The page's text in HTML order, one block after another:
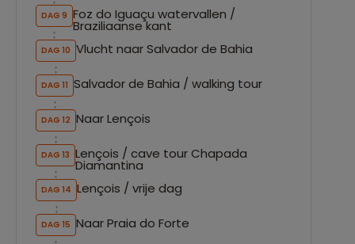
DAG 9 Foz do Iguaçu watervallen /
Braziliaanse kant
DAG 10 Vlucht naar Salvador de Bahia
DAG 11 Salvador de Bahia / walking tour
DAG 12 Naar Lençois
DAG 13 Lençois / cave tour Chapada
Diamantina
DAG 14 Lençois / vrije dag
DAG 15 Naar Praia do Forte